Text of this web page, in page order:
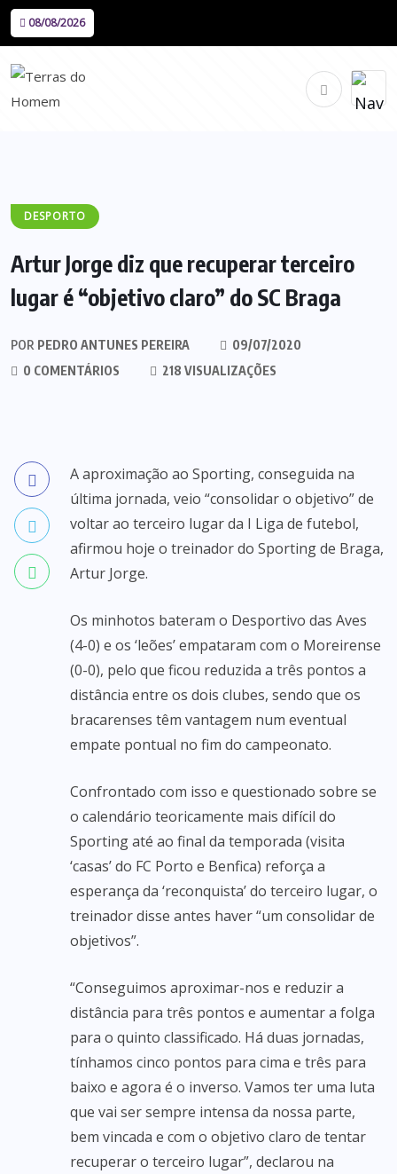
08/08/2026
DESPORTO
Artur Jorge diz que recuperar terceiro
lugar é “objetivo claro” do SC Braga
POR PEDRO ANTUNES PEREIRA
09/07/2020
0 COMENTÁRIOS
218 VISUALIZAÇÕES
A aproximação ao Sporting, conseguida na
última jornada, veio “consolidar o objetivo” de
voltar ao terceiro lugar da I Liga de futebol,
afirmou hoje o treinador do Sporting de Braga,
Artur Jorge.
Os minhotos bateram o Desportivo das Aves
(4-0) e os ‘leões’ empataram com o Moreirense
(0-0), pelo que ficou reduzida a três pontos a
distância entre os dois clubes, sendo que os
bracarenses têm vantagem num eventual
empate pontual no fim do campeonato.
Confrontado com isso e questionado sobre se
o calendário teoricamente mais difícil do
Sporting até ao final da temporada (visita
‘casas’ do FC Porto e Benfica) reforça a
esperança da ‘reconquista’ do terceiro lugar, o
treinador disse antes haver “um consolidar de
objetivos”.
“Conseguimos aproximar-nos e reduzir a
distância para três pontos e aumentar a folga
para o quinto classificado. Há duas jornadas,
tínhamos cinco pontos para cima e três para
baixo e agora é o inverso. Vamos ter uma luta
que vai ser sempre intensa da nossa parte,
bem vincada e com o objetivo claro de tentar
recuperar o terceiro lugar”, declarou na